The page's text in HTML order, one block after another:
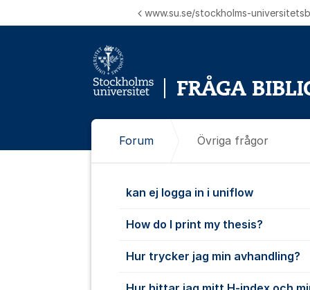
www.su.se/stockholms-
Forum Övriga frågor
Övriga
kan ej logga in i uniflow
How do I print my thesis?
Hur trycker jag min avhandling?